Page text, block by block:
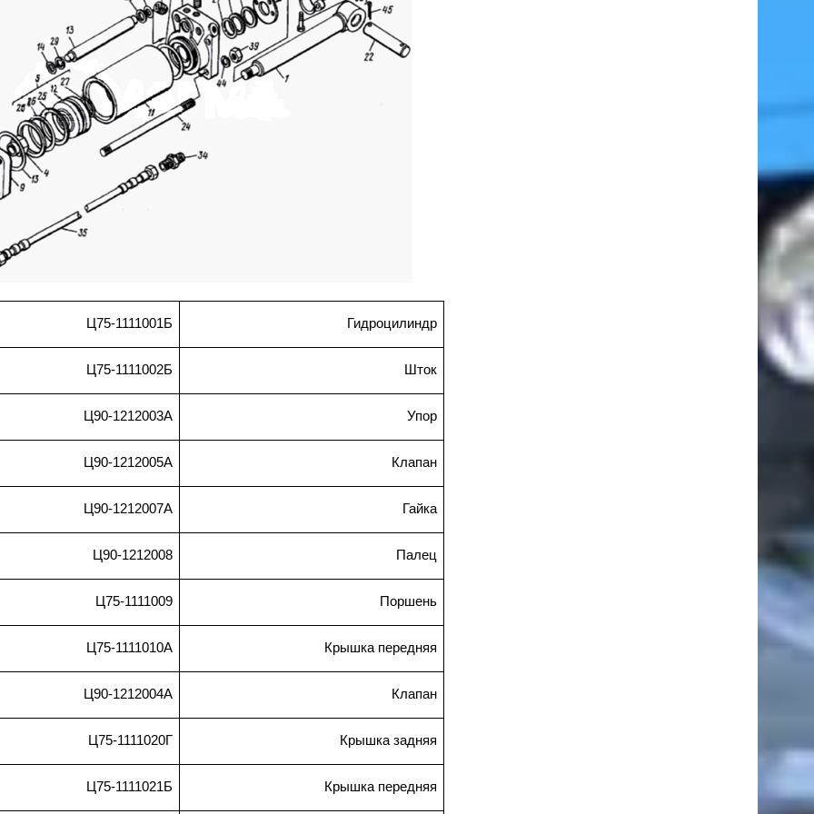
Ц75-1111001Б Гидроцилиндр
Ц75-1111002Б Шток
Ц90-1212003А Упор
Ц90-1212005А Клапан
Ц90-1212007А Гайка
Ц90-1212008 Палец
Ц75-1111009 Поршень
Ц75-1111010А Крышка передняя
Ц90-1212004А Клапан
Ц75-1111020Г Крышка задняя
Ц75-1111021Б Крышка передняя